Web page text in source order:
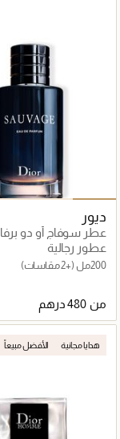
ديور
عطر سوفاج أو دو برفان
عطور رجالية
200مل (+2 مقاسات)
من
هدايا مجانية الأفضل مبيعاً